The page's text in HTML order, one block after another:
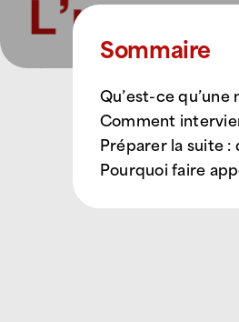
Sommaire
Comment intervient l’agence ATTILA
Préparer la suite : de l’urgence à la
Pourquoi faire appel à ATTILA